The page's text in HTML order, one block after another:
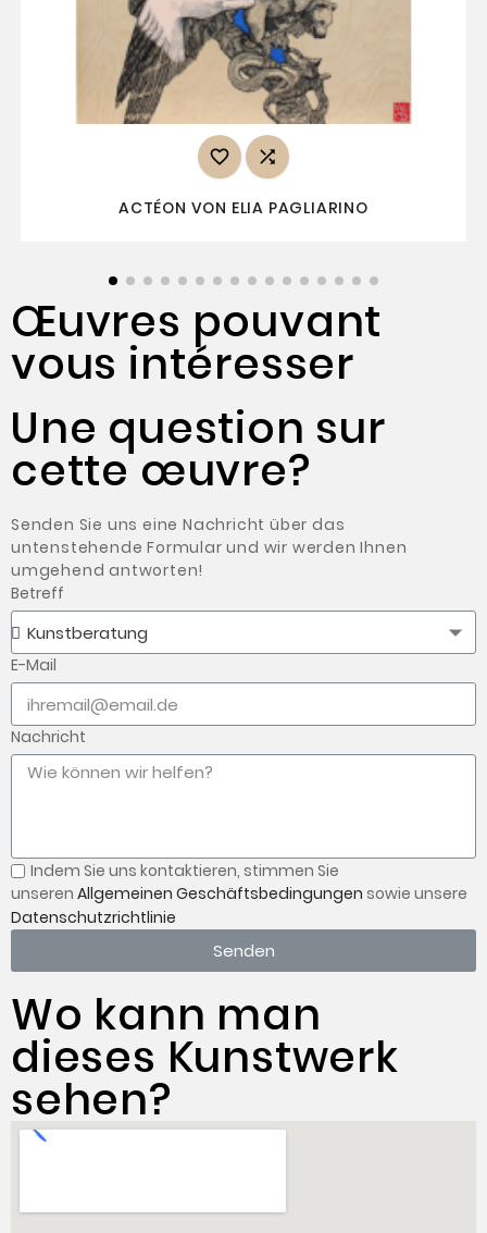
 
ACTÉON VON ELIA PAGLIARINO
Œuvres pouvant
vous intéresser
Une question sur
cette œuvre?
Senden Sie uns eine Nachricht über das
untenstehende Formular und wir werden Ihnen
umgehend antworten!
Betreff
E-Mail
Nachricht
Indem Sie uns kontaktieren, stimmen Sie
unseren Allgemeinen Geschäftsbedingungen sowie unsere
Datenschutzrichtlinie
Senden
Wo kann man
dieses Kunstwerk
sehen?